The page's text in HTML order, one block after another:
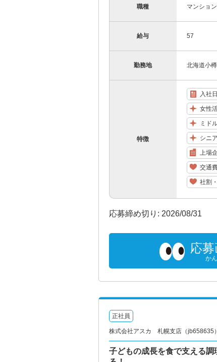
職種 マンショ
給与 57
勤務地 北海道小
特徴
入社
女性
ミド
シニ
上場
交通
社割
応募締め切り: 2026/08/31
応
か
正社員
株式会社アスカ 札幌支店（jb658635）
子どもの成長を食で支える